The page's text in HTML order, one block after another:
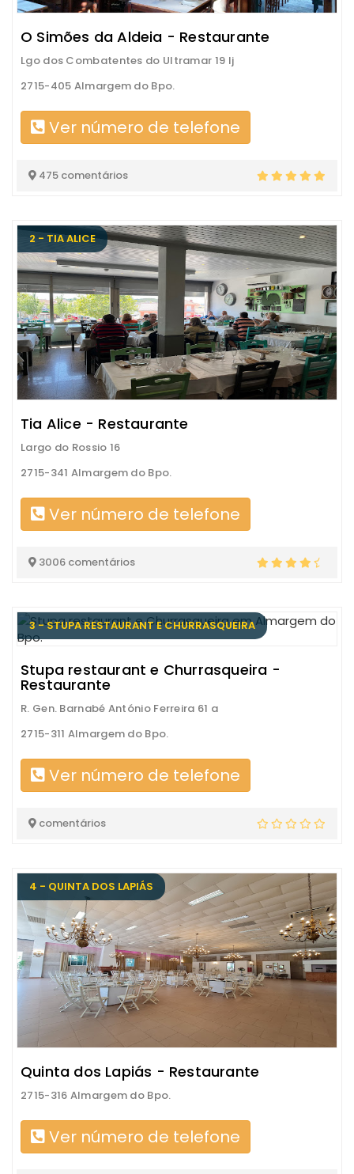
O Simões da Aldeia - Restaurante
Lgo dos Combatentes do Ultramar 19 lj
2715-405 Almargem do Bpo.
Ver número de telefone
475 comentários
2 - TIA ALICE
Tia Alice - Restaurante
Largo do Rossio 16
2715-341 Almargem do Bpo.
Ver número de telefone
3006 comentários
3 - STUPA RESTAURANT E CHURRASQUEIRA
Stupa restaurant e Churrasqueira -
Restaurante
R. Gen. Barnabé António Ferreira 61 a
2715-311 Almargem do Bpo.
Ver número de telefone
comentários
4 - QUINTA DOS LAPIÁS
Quinta dos Lapiás - Restaurante
2715-316 Almargem do Bpo.
Ver número de telefone